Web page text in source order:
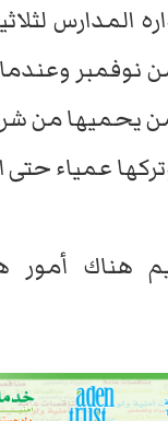
المدارس
من نوفمبر
يحميها من
عمياء حتى
هناك أمور